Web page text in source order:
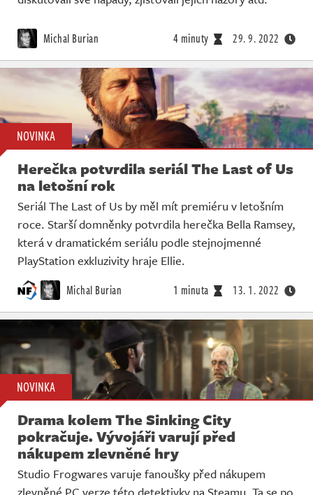
Michal Burian 4 minuty 29. 9. 2022
NOVINKA
Herečka potvrdila seriál The Last of Us
na letošní rok
Seriál The Last of Us by měl mít premiéru v letošním
roce. Starší domněnky potvrdila herečka Bella Ramsey,
která v dramatickém seriálu podle stejnojmenné
PlayStation exkluzivity hraje Ellie.
Michal Burian 1 minuta 13. 1. 2022
NOVINKA
Drama kolem The Sinking City
pokračuje. Vývojáři varují před
nákupem zlevněné hry
Studio Frogwares varuje fanoušky před nákupem